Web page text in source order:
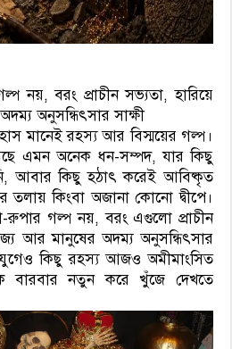
নয়, বরং প্রাচীন সভ্যতা, হারিয়ে
অনুসন্ধিৎসার সাক্ষী
মানেই রহস্য আর বিস্ময়ের গল্প।
এমন অনেক ধন-সম্পদ, যার কিছু
আবার কিছু হঠাৎ করেই আবিষ্কৃত
তলায় কিংবা অজানা কোনো দ্বীপে।
গল্প নয়, বরং এগুলো প্রাচীন
আর মানুষের অদম্য অনুসন্ধিৎসার
যুগেও কিছু রহস্য আজও অমীমাংসিত
বারবার নতুন করে খুঁজে দেখতে